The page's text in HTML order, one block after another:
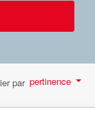
par pertinence